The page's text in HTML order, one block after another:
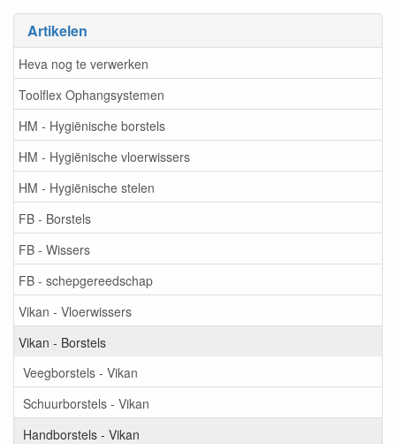
Artikelen
Heva nog te verwerken
Toolflex Ophangsystemen
HM - Hygiënische borstels
HM - Hygiënische vloerwissers
HM - Hygiënische stelen
FB - Borstels
FB - Wissers
FB - schepgereedschap
Vikan - Vloerwissers
Vikan - Borstels
Veegborstels - Vikan
Schuurborstels - Vikan
Handborstels - Vikan